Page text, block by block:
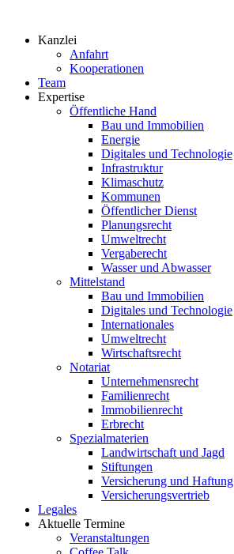
springenKanzlei
Anfahrt
Kooperationen
Team
Expertise
Öffentliche Hand
Bau und Immobilien
Energie
Digitales und Technologie
Infrastruktur
Klimaschutz
Kommunen
Öffentlicher Dienst
Planungsrecht
Umweltrecht
Vergaberecht
Wasser und Abwasser
Mittelstand
Bau und Immobilien
Digitales und Technologie
Internationales
Umweltrecht
Wirtschaftsrecht
Notariat
Unternehmensrecht
Familienrecht
Immobilienrecht
Erbrecht
Spezialmaterien
Landwirtschaft und Jagd
Stiftungen
Versicherung und Haftung
Versicherungsvertrieb
Legales
Aktuelle Termine
Veranstaltungen